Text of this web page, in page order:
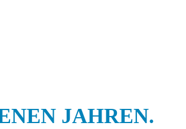
JAHREN.